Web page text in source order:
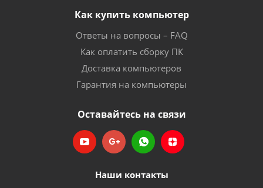
Как купить компьютер
Ответы на вопросы – FAQ
Как оплатить сборку ПК
Доставка компьютеров
Гарантия на компьютеры
Оставайтесь на связи
Наши контакты